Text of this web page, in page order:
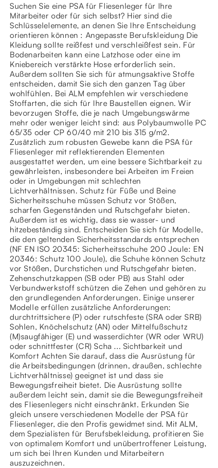
Suchen Sie eine PSA für Fliesenleger für Ihre
Mitarbeiter oder für sich selbst? Hier sind die
Schlüsselelemente, an denen Sie Ihre Entscheidung
orientieren können : Angepasste Berufskleidung Die
Kleidung sollte reißfest und verschleißfest sein. Für
Bodenarbeiten kann eine Latzhose oder eine im
Kniebereich verstärkte Hose erforderlich sein.
Außerdem sollten Sie sich für atmungsaktive Stoffe
entscheiden, damit Sie sich den ganzen Tag über
wohlfühlen. Bei ALM empfehlen wir verschiedene
Stoffarten, die sich für Ihre Baustellen eignen. Wir
bevorzugen Stoffe, die je nach Umgebungswärme
mehr oder weniger leicht sind: aus Polybaumwolle PC
65/35 oder CP 60/40 mit 210 bis 315 g/m2.
Zusätzlich zum robusten Gewebe kann die PSA für
Fliesenleger mit reflektierenden Elementen
ausgestattet werden, um eine bessere Sichtbarkeit zu
gewährleisten, insbesondere bei Arbeiten im Freien
oder in Umgebungen mit schlechten
Lichtverhältnissen. Schutz für Füße und Beine
Sicherheitsschuhe müssen Schutz vor Stößen,
scharfen Gegenständen und Rutschgefahr bieten.
Außerdem ist es wichtig, dass sie wasser- und
hitzebeständig sind. Entscheiden Sie sich für Modelle,
die den geltenden Sicherheitsstandards entsprechen
(NF EN ISO 20345: Sicherheitsschuhe 200 Joule: EN
20346: Schutz 100 Joule), die Schuhe können Schutz
vor Stößen, Durchstichen und Rutschgefahr bieten.
Zehenschutzkappen (SB oder PB) aus Stahl oder
Verbundwerkstoff schützen die Zehen und gehören zu
den grundlegenden Anforderungen. Einige unserer
Modelle erfüllen zusätzliche Anforderungen:
durchtrittsichere (P) oder rutschfeste (SRA oder SRB)
Sohlen, Knöchelschutz (AN) oder Mittelfußschutz
(M)saugfähiger (E) und wasserdichter (WR oder WRU)
oder schnittfester (CR) Scha ... Sichtbarkeit und
Komfort Achten Sie darauf, dass die Ausrüstung für
die Arbeitsbedingungen (drinnen, draußen, schlechte
Lichtverhältnisse) geeignet ist und dass sie
Bewegungsfreiheit bietet. Die Ausrüstung sollte
außerdem leicht sein, damit sie die Bewegungsfreiheit
des Fliesenlegers nicht einschränkt. Erkunden Sie
gleich unsere verschiedenen Modelle der PSA für
Fliesenleger, die den Profis gewidmet sind. Mit ALM,
dem Spezialisten für Berufsbekleidung, profitieren Sie
von optimalem Komfort und unübertroffener Leistung,
um sich bei Ihren Kunden und Mitarbeitern
auszuzeichnen.